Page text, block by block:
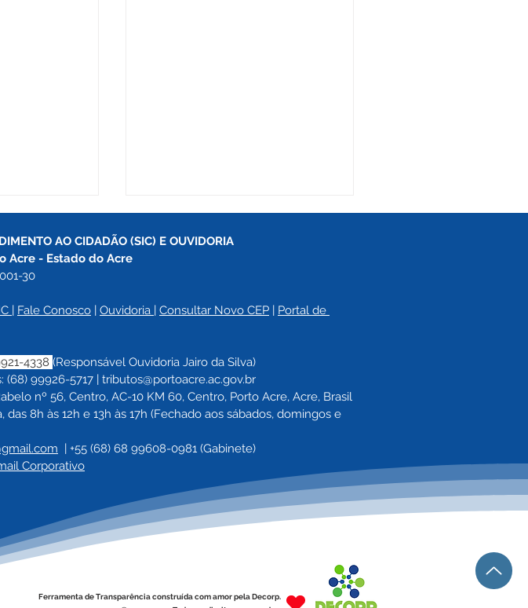
e
de
em Programação Especial
de Enfrentamento à
Violência Contra a Mulher
AO CIDADÃO (SIC) E OUVIDORIA
Acre - Estado do Acre
30
Fale Conosco Ouvidoria Consultar Novo CEP
Portal de
4338 (Responsável Ouvidoria Jairo da Silva)
99926-5717 |
tributos@portoacre.ac.gov.br
nº 56, Centro, AC-10 KM 60, Centro, Porto Acre, Acre, Brasil
das 8h às 12h e 13h às 17h (Fechado aos sábados, domingos e
+55 (68) 68 99608-0981 (Gabinete)
Corporativo
Ferramenta de Transparência construída com amor pela Decorp.